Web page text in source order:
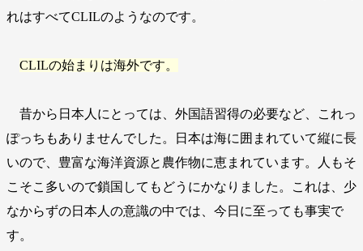
れはすべてCLILのようなのです。
CLILの始まりは海外です。
昔から日本人にとっては、外国語習得の必要など、これっ
ぽっちもありませんでした。日本は海に囲まれていて縦に長
いので、豊富な海洋資源と農作物に恵まれています。人もそ
こそこ多いので鎖国してもどうにかなりました。これは、少
なからずの日本人の意識の中では、今日に至っても事実で
す。